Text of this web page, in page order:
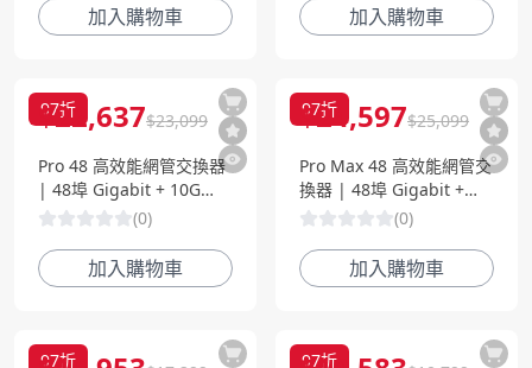
加入購物車 加入購物車
97折
$22,637$23,099
Pro 48 高效能網管交換器
| 48埠 Gigabit + 10G
SFP+ 光纖 | 企業級 L3
(0)
加入購物車
97折
$24,597$25,099
Pro Max 48 高效能網管交
換器 | 48埠 Gigabit +
10G SFP+ 光纖 | 企業級
(0)
加入購物車
97折 97折